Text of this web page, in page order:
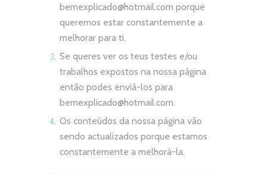
bemexplicado@hotmail.com porque
queremos estar constantemente a
melhorar para ti.
Se queres ver os teus testes e/ou
trabalhos expostos na nossa página
então podes enviá-los para
bemexplicado@hotmail.com.
Os conteúdos da nossa página vão
sendo actualizados porque estamos
constantemente a melhorá-la.